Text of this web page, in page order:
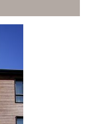
202
2M1